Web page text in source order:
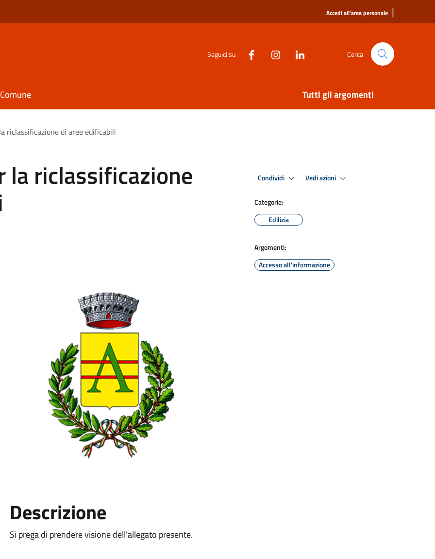
Accedi all'area personale |
Seguici su Cerca
Tutti gli argomenti
riclassificazione di aree edificabili
la riclassificazione Condividi Vedi azioni
Categorie:
Edilizia
Argomenti:
Accesso all'informazione
Descrizione
Si prega di prendere visione dell'allegato presente.